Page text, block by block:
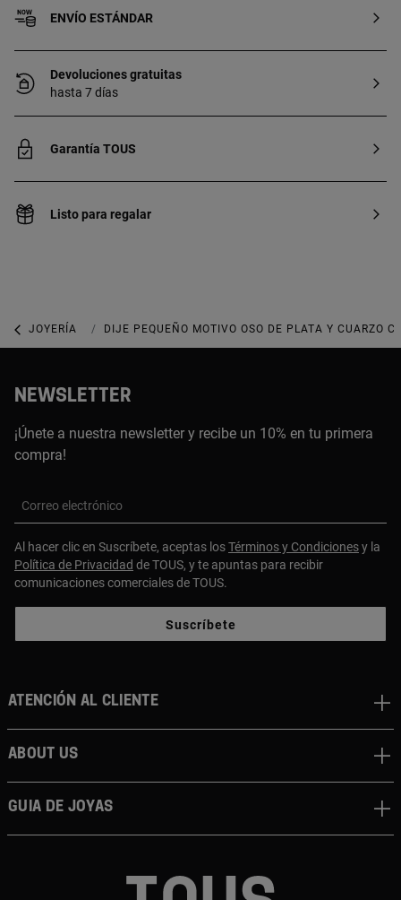
ENVÍO ESTÁNDAR
Devoluciones gratuitas
hasta 7 días
Garantía TOUS
Listo para regalar
JOYERÍA JOYAS CON GEMAS
DIJE PEQUEÑO MOTIVO OSO DE PLATA Y CUARZO
NEWSLETTER
¡Únete a nuestra newsletter y recibe un 10% en tu primera
compra!
Correo electrónico
Al hacer clic en Suscríbete, aceptas losTérminos y Condicionesy la
Política de Privacidad de TOUS, y te apuntas para recibir
comunicaciones comerciales de TOUS.
Suscríbete
Atención al cliente
About us
Guia de joyas